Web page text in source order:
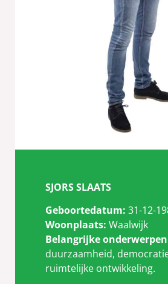
SJORS SLAATS
Geboortedatum: 31-12-
Woonplaats: Waalwijk
Belangrijke
duurzaamheid,
ruimtelijke ontwikkeling.